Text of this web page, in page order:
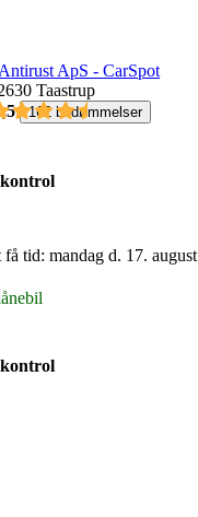
ApS - CarSpot
Taastrup
162 bedømmelser
få tid: mandag d. 17. august